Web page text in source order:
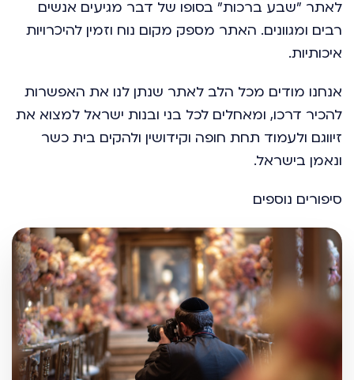
לאתר "שבע ברכות" בסופו של דבר מגיעים אנשים
רבים ומגוונים. האתר מספק מקום נוח וזמין להיכרויות
איכותיות.
אנחנו מודים מכל הלב לאתר שנתן לנו את האפשרות
להכיר דרכו, ומאחלים לכל בני ובנות ישראל למצוא את
זיווגם ולעמוד תחת חופה וקידושין ולהקים בית כשר
ונאמן בישראל.
סיפורים נוספים